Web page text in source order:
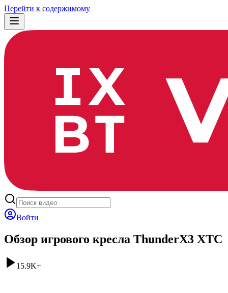
Перейти к содержимому
Войти
Обзор игрового кресла ThunderX3 XTC
15.9K+